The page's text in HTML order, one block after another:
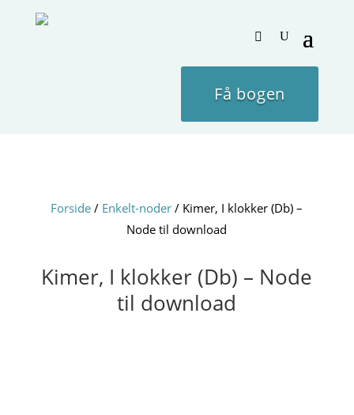
Få bogen
Forside / Enkelt-noder / Kimer, I klokker (Db) –
Node til download
Kimer, I klokker (Db) – Node
til download